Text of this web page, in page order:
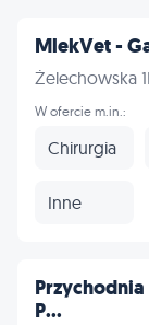
MlekVet -
Żelechowska
W ofercie m.in.:
Chirurgia
Inne
P...